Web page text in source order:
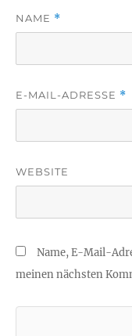
NAME *
E-MAIL-ADRESSE *
WEBSITE
Name, E-Mail-
meinen nächsten